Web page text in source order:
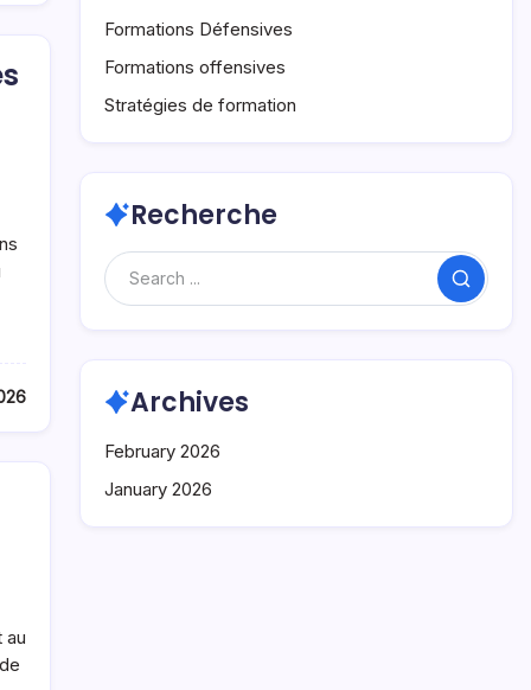
au
Formations Défensives
Formations offensives
Stratégies de formation
Recherche
Search
Archives
February 2026
January 2026